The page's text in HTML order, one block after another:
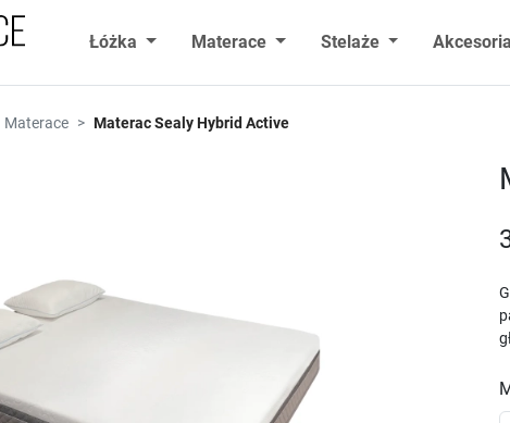
Łóżka
Materace Stelaże Akcesoria
Materace Materac Sealy Hybrid Active